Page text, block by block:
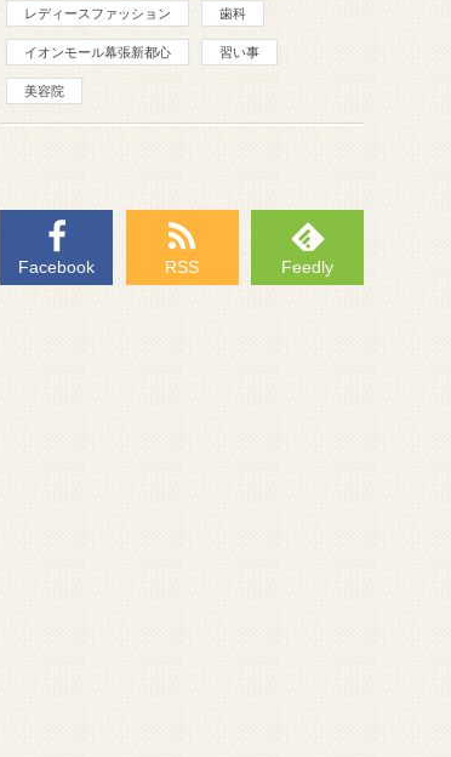
レディースファッション 歯科
イオンモール幕張新都心 習い事
美容院
Facebook RSS Feedly